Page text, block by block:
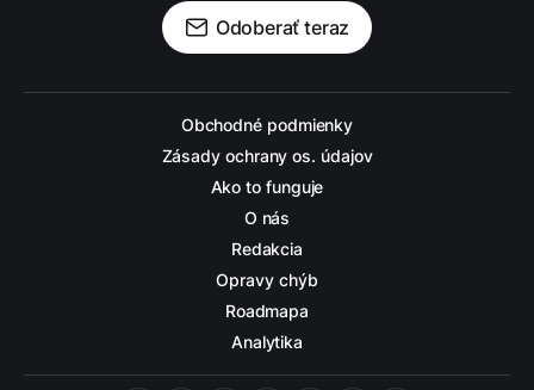
Odoberať teraz
Obchodné podmienky
Zásady ochrany os. údajov
Ako to funguje
O nás
Redakcia
Opravy chýb
Roadmapa
Analytika